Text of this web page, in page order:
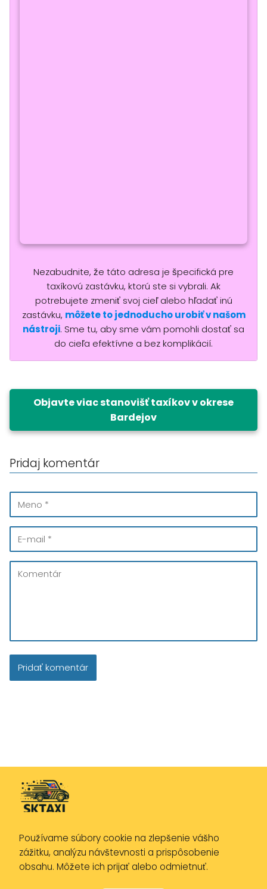
Nezabudnite, že táto adresa je špecifická pre
taxíkovú zastávku, ktorú ste si vybrali. Ak
potrebujete zmeniť svoj cieľ alebo hľadať inú
zastávku, môžete to jednoducho urobiť v našom
nástroji. Sme tu, aby sme vám pomohli dostať sa
do cieľa efektívne a bez komplikácií.
Objavte viac stanovišť taxíkov v okrese
Bardejov
Pridaj komentár
Zásady ochrany osobných údajov
Zásady používania cookies
Používame súbory cookie na zlepšenie vášho
zážitku, analýzu návštevnosti a prispôsobenie
obsahu. Môžete ich prijať alebo odmietnuť.